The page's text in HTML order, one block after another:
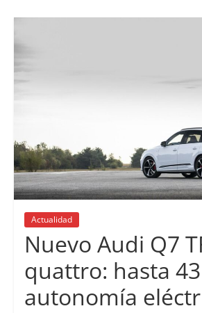
Actualidad
Nuevo Audi Q7
quattro: hasta
autonomía